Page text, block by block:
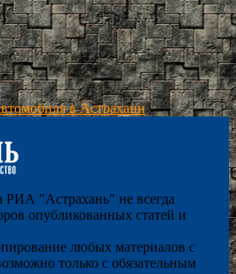
в Астрахани
РИА "Астрахань" не всегда
опубликованных статей и
любых материалов с
только с обязательным